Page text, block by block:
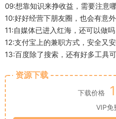
09:想靠知识来挣收益，需要注意
10:好好经营下朋友圈，也会有意
11:自媒体已进入红海，还可以做吗
12:支付宝上的兼职方式，安全又
13:百度除了搜索，还有好多工具
资源下载
下载价格
VIP免